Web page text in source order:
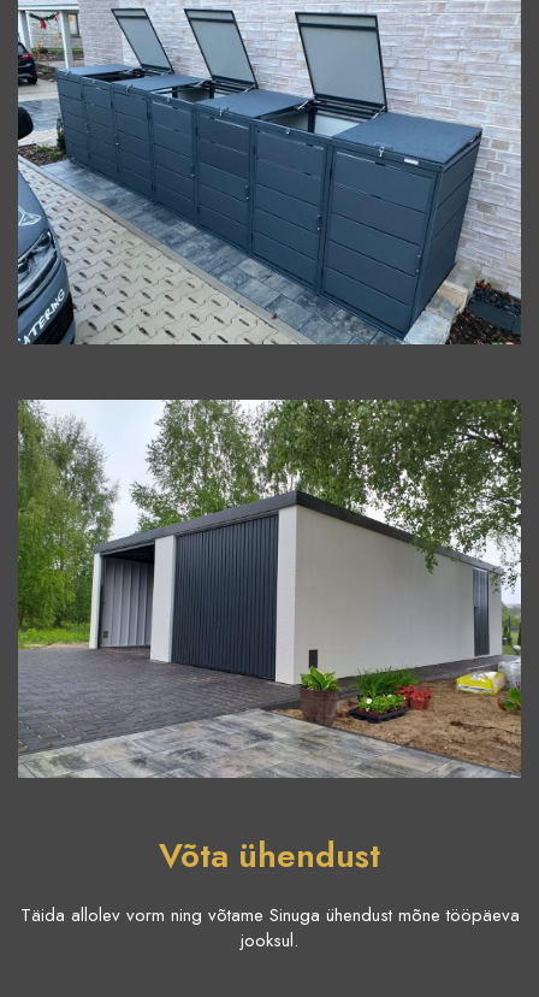
Võta ühendust
Täida allolev vorm ning võtame Sinuga ühendust mõne tööpäeva
jooksul.